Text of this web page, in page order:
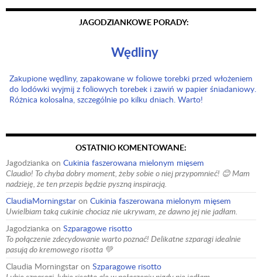
JAGODZIANKOWE PORADY:
Wędliny
Zakupione wędliny, zapakowane w foliowe torebki przed włożeniem
do lodówki wyjmij z foliowych torebek i zawiń w papier śniadaniowy.
Różnica kolosalna, szczególnie po kilku dniach. Warto!
OSTATNIO KOMENTOWANE:
Jagodzianka on Cukinia faszerowana mielonym mięsem
Claudio! To chyba dobry moment, żeby sobie o niej przypomnieć! 😊 Mam
nadzieję, że ten przepis będzie pyszną inspiracją.
ClaudiaMorningstar on Cukinia faszerowana mielonym mięsem
Uwielbiam taką cukinie chociaz nie ukrywam, ze dawno jej nie jadłam.
Jagodzianka on Szparagowe risotto
To połączenie zdecydowanie warto poznać! Delikatne szparagi idealnie
pasują do kremowego risotta 💚
Claudia Morningstar on Szparagowe risotto